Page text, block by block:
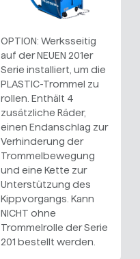
OPTION: Werksseitig
auf der NEUEN 201er
Serie installiert, um die
PLASTIC-Trommel zu
rollen. Enthält 4
zusätzliche Räder,
einen Endanschlag zur
Verhinderung der
Trommelbewegung
und eine Kette zur
Unterstützung des
Kippvorgangs. Kann
NICHT ohne
Trommelrolle der Serie
201 bestellt werden.